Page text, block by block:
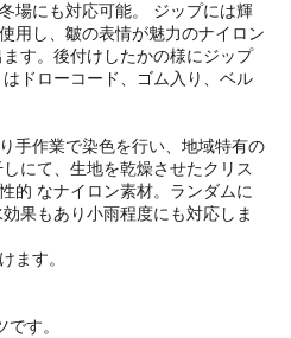
場にも対応可能。 ジップには輝
用し、皺の表情が魅力のナイロン
す。後付けしたかの様にジップ
ドローコード、ゴム入り、ベル
手作業で染色を行い、地域特有の
にて、生地を乾燥させたクリス
的 なナイロン素材。ランダムに
果もあり小雨程度にも対応しま
ます。
す。